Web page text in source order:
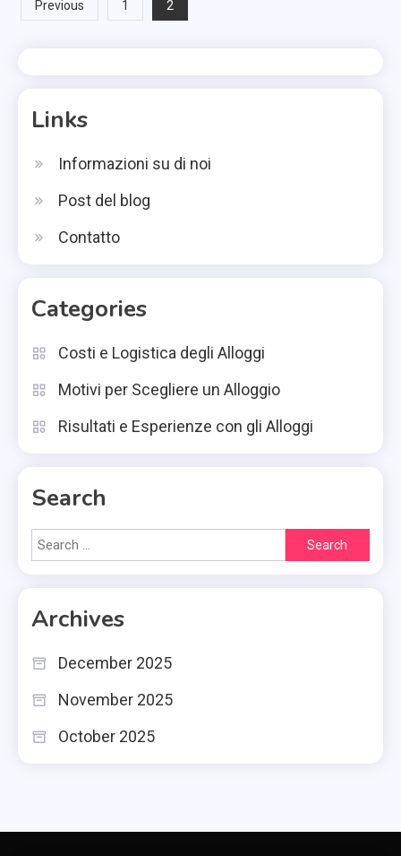
Posts
Previous 1 2
Links
Informazioni su di noi
Post del blog
Contatto
Categories
Costi e Logistica degli Alloggi
Motivi per Scegliere un Alloggio
Risultati e Esperienze con gli Alloggi
Search
Search
for:
Archives
December 2025
November 2025
October 2025